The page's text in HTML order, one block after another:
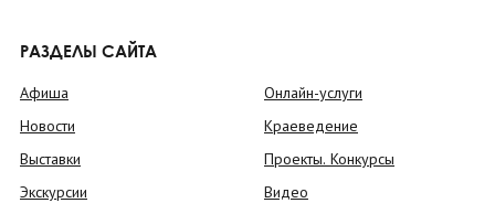
РАЗДЕЛЫ САЙТА
Афиша
Новости
Выставки
Экскурсии
Онлайн-услуги
Краеведение
Проекты. Конкурсы
Видео